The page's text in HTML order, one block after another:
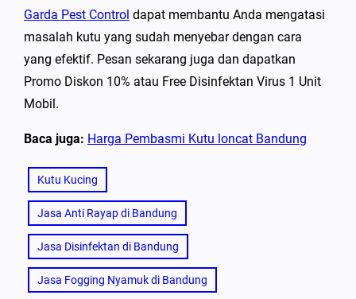
Garda Pest Control dapat membantu Anda mengatasi
masalah kutu yang sudah menyebar dengan cara
yang efektif. Pesan sekarang juga dan dapatkan
Promo Diskon 10% atau Free Disinfektan Virus 1 Unit
Mobil.
Baca juga: Harga Pembasmi Kutu loncat Bandung
Kutu Kucing
Jasa Anti Rayap di Bandung
Jasa Disinfektan di Bandung
Jasa Fogging Nyamuk di Bandung